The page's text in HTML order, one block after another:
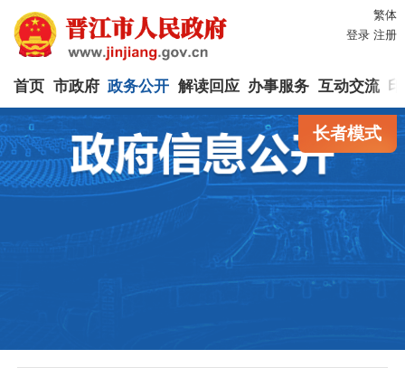
繁体
登录 注册
首页 市政府 政务公开 解读回应 办事服务 互动交流
长者模式